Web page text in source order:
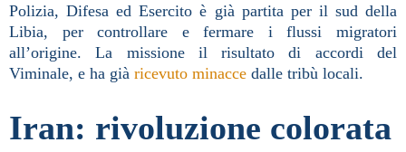
Polizia, Difesa ed Esercito è già partita per il sud della
Libia, per controllare e fermare i flussi migratori
all’origine. La missione il risultato di accordi del
Viminale, e ha già ricevuto minacce dalle tribù locali.
Iran: rivoluzione colorata